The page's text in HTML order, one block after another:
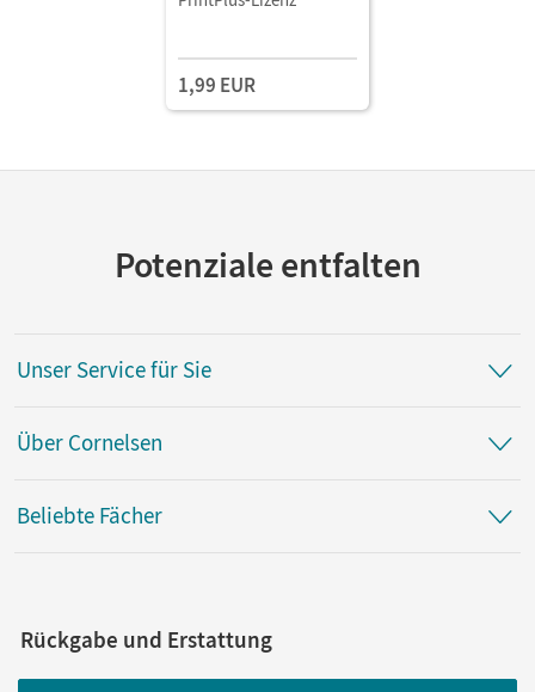
1,99 EUR
Potenziale entfalten
Unser Service für Sie
Über Cornelsen
Beliebte Fächer
Rückgabe und Erstattung